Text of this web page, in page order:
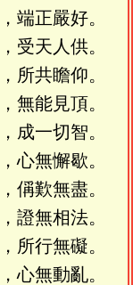
端正嚴好。
受天人供。
所共瞻仰。
無能見頂。
成一切智。
心無懈歇。
偁歎無盡。
證無相法。
所行無礙。
心無動亂。